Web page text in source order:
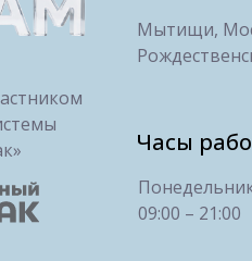
Часы
09:00 – 21:00
Мытищи,